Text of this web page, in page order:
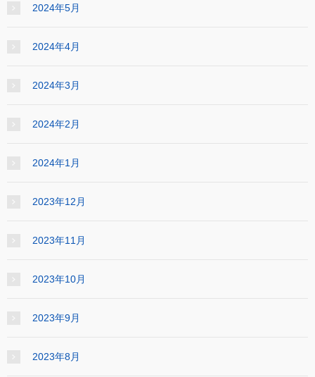
2024年5月
2024年4月
2024年3月
2024年2月
2024年1月
2023年12月
2023年11月
2023年10月
2023年9月
2023年8月